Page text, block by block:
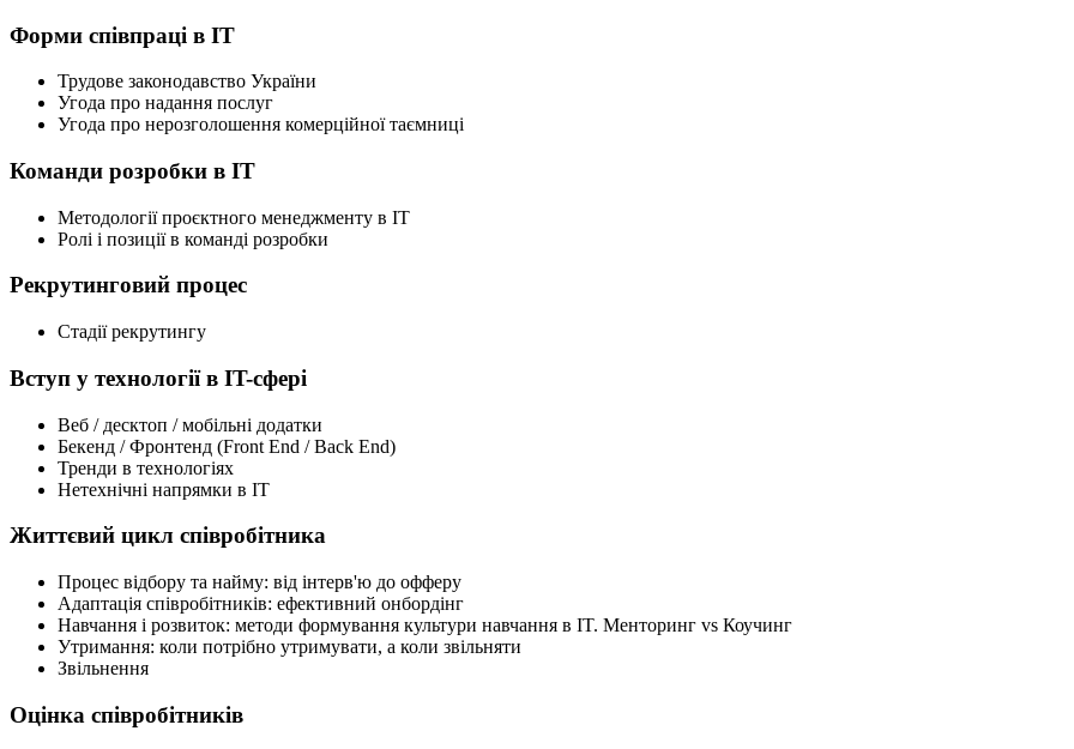
Форми співпраці в IT
Трудове законодавство України
Угода про надання послуг
Угода про нерозголошення комерційної таємниці
Команди розробки в IT
Методології проєктного менеджменту в IT
Ролі і позиції в команді розробки
Рекрутинговий процес
Стадії рекрутингу
Вступ у технології в IT-сфері
Веб / десктоп / мобільні додатки
Бекенд / Фронтенд (Front End / Back End)
Тренди в технологіях
Нетехнічні напрямки в IT
Життєвий цикл співробітника
Процес відбору та найму: від інтерв'ю до офферу
Адаптація співробітників: ефективний онбордінг
Навчання і розвиток: методи формування культури навчання в IT. Менторинг vs Коучинг
Утримання: коли потрібно утримувати, а коли звільняти
Звільнення
Оцінка співробітників